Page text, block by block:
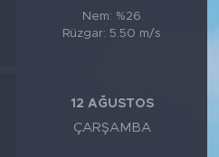
Nem: %26
Rüzgar: 5.50 m/s
12 AĞUSTOS
ÇARŞAMBA